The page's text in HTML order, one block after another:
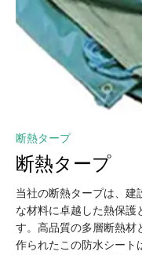
断熱タープ
断熱タープ
当社の断熱タープは、建
な材料に卓越した熱保護
す。高品質の多層断熱材
作られたこの防水シート